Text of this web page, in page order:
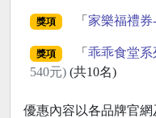
獎項 「 家樂福禮券
獎項 「 乖乖食堂
540元) (共10名)
優惠內容以各品牌官